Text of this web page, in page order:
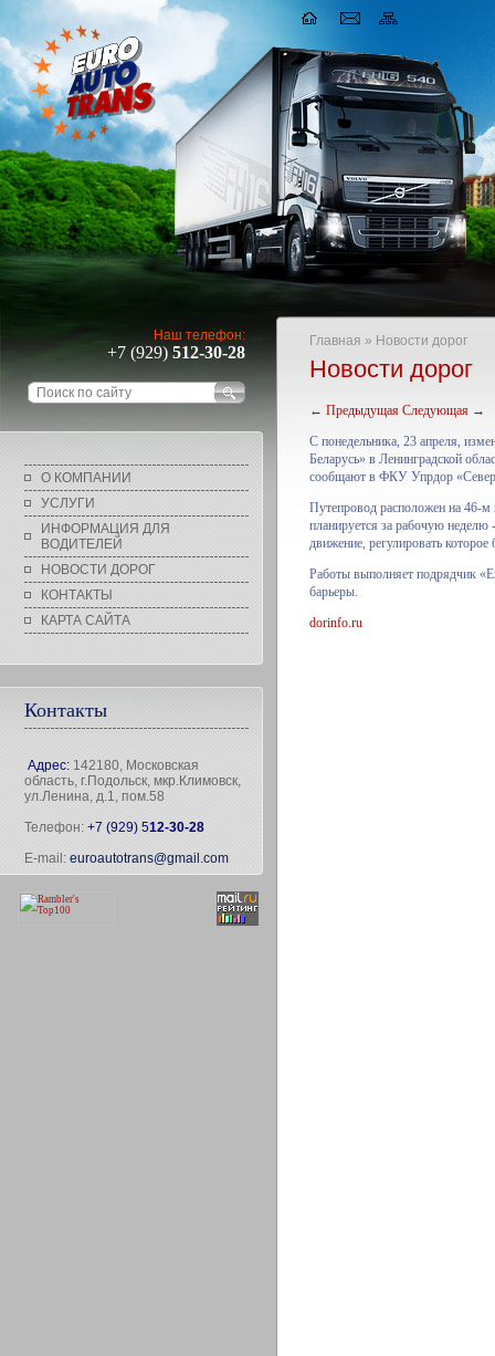
Наш телефон:
+7 (929) 512-30-28
О КОМПАНИИ
УСЛУГИ
ИНФОРМАЦИЯ ДЛЯ
ВОДИТЕЛЕЙ
НОВОСТИ ДОРОГ
КОНТАКТЫ
КАРТА САЙТА
Контакты
Адрес: 142180, Московская
область, г.Подольск, мкр.Климовск,
ул.Ленина, д.1, пом.58
Телефон: +7 (929) 512-30-28
E-mail: euroautotrans@gmail.com
Главная » Новости дорог
Новости дорог
← Предыдущая Следующая →
С понедельника, 23 апреля,
Беларусь» в Ленинградской
сообщают в ФКУ Упрдор
Путепровод расположен на 46-м
планируется за рабочую неделю
движение, регулировать
Работы выполняет подрядчик
барьеры.
dorinfo.ru